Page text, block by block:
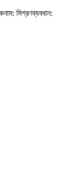
মিশ্রণব্যবধান: